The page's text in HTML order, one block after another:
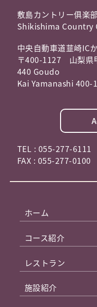
敷島カントリー俱楽
Shikishima Country
中央自動車道韮崎IC
〒400-1127 山梨県
440 Goudo
Kai Yamanashi 400-
TEL : 055-277-6111
FAX : 055-277-0100
ホーム
コース紹介
レストラン
施設紹介